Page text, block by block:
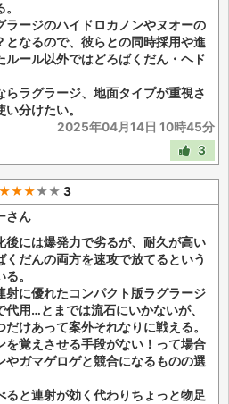
ラージのハイドロカノンやヌオーの
となるので、彼らとの同時採用や進
ール以外ではどろばくだん・ヘド
ラグラージ、地面タイプが重視さ
分けたい。
2025年04月14日 10時45分
3
★★★★★ 3
さん
後には爆発力で劣るが、耐久が高い
だんの両方を速攻で放てるという
。
射に優れたコンパクト版ラグラージ
用…とまでは流石にいかないが、
けあって案外それなりに戦える。
を覚えさせる手段がない！って場合
やガマゲロゲと競合になるものの選
ると連射が効く代わりちょっと物足